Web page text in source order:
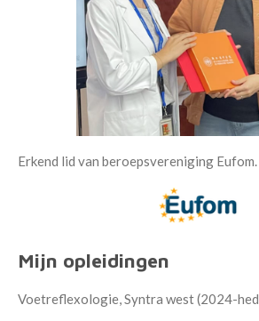
Erkend lid van beroepsvereniging Eufom.
Mijn opleidingen
Voetreflexologie, Syntra west (2024-